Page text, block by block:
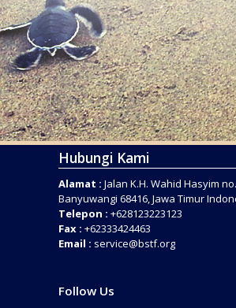
Hubungi Kami
Alamat : Jalan K.H. Wahid Hasyim
Banyuwangi 68416, Jawa Timur
Telepon : +628123223123
Fax : +62333424463
Email : service@bstf.org
Follow Us